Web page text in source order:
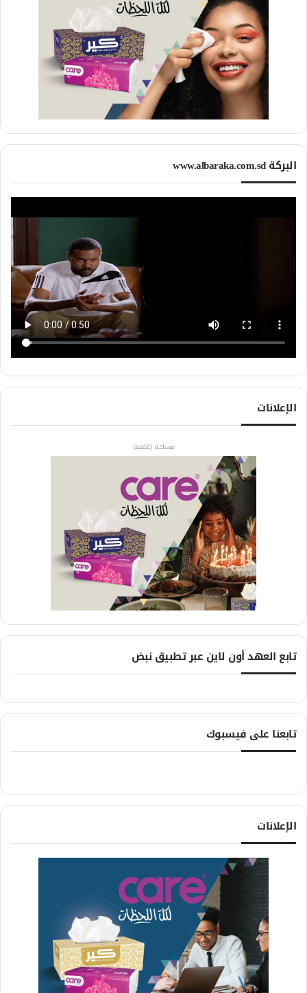
البركة www.albaraka.com.sd
الإعلانات
مساحة إعلانية
تابع العهد أون لاين عبر تطبيق نبض
تابعنا على فيسبوك
الإعلانات